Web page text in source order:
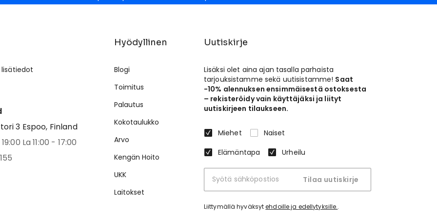
3 Espoo, Finland
La 11:00 - 17:00
Hyödyllinen
Blogi
Toimitus
Palautus
Kokotaulukko
Arvo
Kengän Hoito
UKK
Laitokset
Uutiskirje
Lisäksi olet aina ajan tasalla parhaista
tarjouksistamme sekä uutisistamme! Saat
-10% alennuksen ensimmäisestä ostoksesta
– rekisteröidy vain käyttäjäksi ja liityt
uutiskirjeen tilaukseen.
Miehet
Naiset
Elämäntapa
Urheilu
Tilaa uutiskirje
Liittymällä hyväksytehdoille ja edellytyksille..